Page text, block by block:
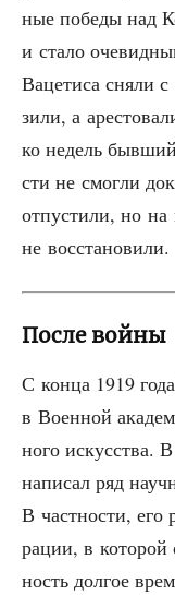
ные побе­ды над
и ста­ло
Ваце­ти­са сня­ли
зи­ли, а
ко недель
сти не смог­ли
отпу­сти­ли, но на
не восстановили.
После войны
С кон­ца 1919
в Воен­ной
но­го искус­ства.
напи­сал ряд
В част­но­сти, его
ра­ции, в кото­рой
ность дол­гое